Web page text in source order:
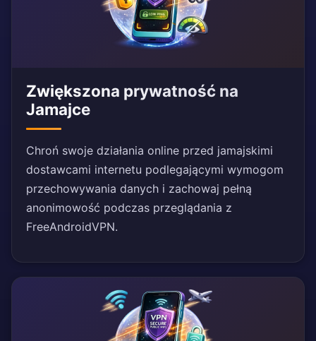
Zwiększona prywatność na
Jamajce
Chroń swoje działania online przed jamajskimi
dostawcami internetu podlegającymi wymogom
przechowywania danych i zachowaj pełną
anonimowość podczas przeglądania z
FreeAndroidVPN.